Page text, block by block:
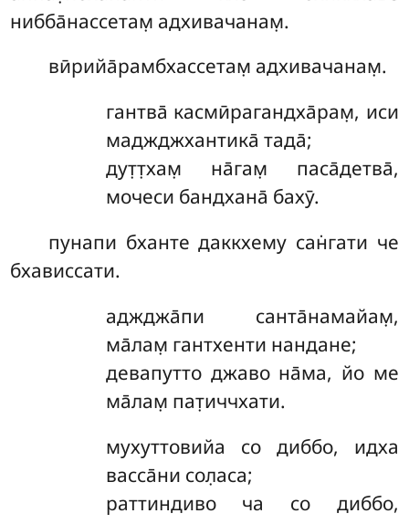
нибба̄нассетам̣ адхивачанам̣.
вӣрийа̄рамбхассетам̣ адхивачанам̣.
гантва̄ касмӣрагандха̄рам̣, иси
маджджхантика̄ тада̄;
дут̣т̣хам̣ на̄гам̣ паса̄детва̄,
мочеси бандхана̄ бахӯ.
пунапи бханте даккхему сан̇гати че
бхависсати.
аджджа̄пи санта̄намайам̣,
ма̄лам̣ гантхенти нандане;
девапутто джаво на̄ма, йо ме
ма̄лам̣ пат̣иччхати.
мухуттовийа со диббо, идха
васса̄ни сол̣аса;
раттиндиво ча со диббо,